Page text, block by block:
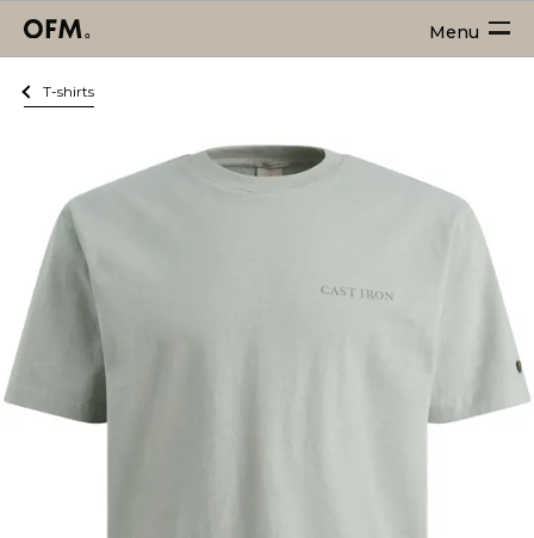
Menu
T-shirts